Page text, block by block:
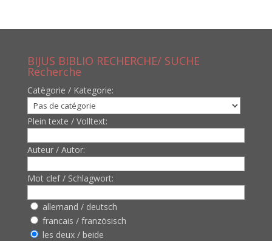
BIJUS BIBLIO RECHERCHE/ SUCHE
Recherche
Catègorie / Kategorie:
Plein texte / Volltext:
Auteur / Autor:
Mot clef / Schlagwort:
allemand / deutsch
francais / französisch
les deux / beide